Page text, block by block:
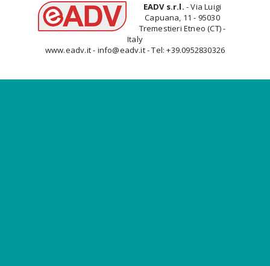
EADV s.r.l. - Via Luigi
Capuana, 11 - 95030
Tremestieri Etneo (CT) -
Italy
www.eadv.it - info@eadv.it - Tel: +39.0952830326